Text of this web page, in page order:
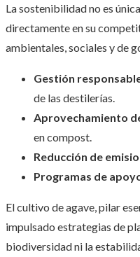
La sostenibilidad no es
directamente en su
ambientales, sociales y de
Gestión
de las destilerías.
Aprovechamiento
en compost.
Reducción de
Programas de
El cultivo de agave, pilar
impulsado estrategias de
biodiversidad ni la